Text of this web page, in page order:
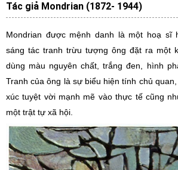
Tác giả Mondrian (1872- 1944)
Mondrian được mệnh danh là một hoạ sĩ
sáng tác tranh trừu tượng ông đặt ra một
dùng màu nguyên chất, trắng đen, hình
Tranh của ông là sự biểu hiện tính chủ
xúc tuyệt vời mạnh mẽ vào thực tế cũng
một trật tự xã hội.